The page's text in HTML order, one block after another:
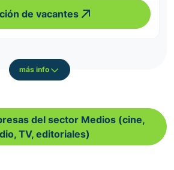
de vacantes
más info
del sector Medios (cine,
TV, editoriales)